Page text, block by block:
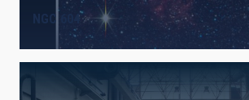
NGC 604